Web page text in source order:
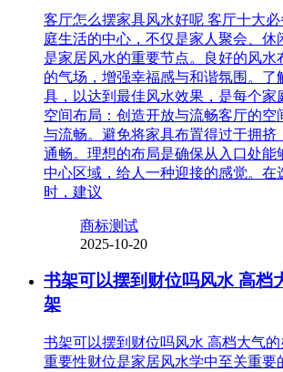
客厅怎么摆家具风水好呢 客厅十大
庭生活的中心，不仅是家人聚会、休
是家居风水的重要节点。良好的风水
的气场，增强幸福感与和谐氛围。了
具，以达到最佳风水效果，是每个家
空间布局：创造开放与流畅客厅的空
与流畅。避免将家具布置得过于拥挤
通畅。理想的布局是确保从入口处能
中心区域，给人一种迎接的感觉。在
时，建议
商标测试
2025-10-20
书架可以摆到财位吗风水 高档
架
书架可以摆到财位吗风水 高档大气
重要性财位是家居风水学中至关重要